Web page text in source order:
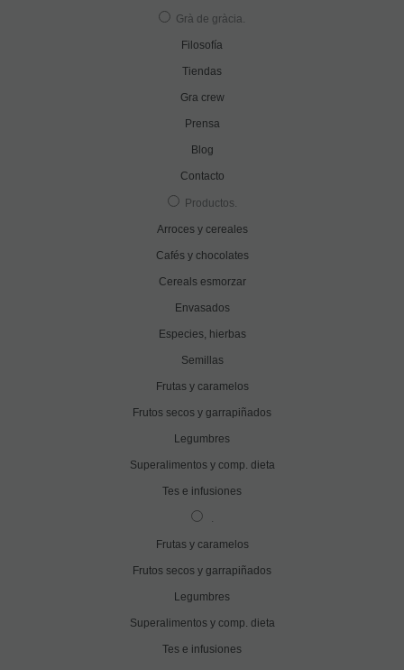
Grà de gràcia.
Filosofía
Tiendas
Gra crew
Prensa
Blog
Contacto
Productos.
Arroces y cereales
Cafés y chocolates
Cereals esmorzar
Envasados
Especies, hierbas
Semillas
Frutas y caramelos
Frutos secos y garrapiñados
Legumbres
Superalimentos y comp. dieta
Tes e infusiones
.
Frutas y caramelos
Frutos secos y garrapiñados
Legumbres
Superalimentos y comp. dieta
Tes e infusiones